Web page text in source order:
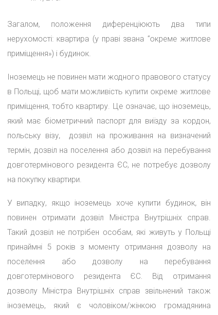
Загалом, положення диференціюють два типи
нерухомості: квартира (у праві звана “окреме житлове
приміщення») і будинок.
Іноземець не повинен мати жодного правового статусу
в Польщі, щоб мати можливість купити окреме житлове
приміщення, тобто квартиру. Це означає, що іноземець,
який має біометричний паспорт для виїзду за кордон,
польську візу, дозвіл на проживання на визначений
термін, дозвіл на поселення або дозвіл на перебування
довготермінового резидента ЄС, не потребує дозволу
на покупку квартири.
У випадку, якщо іноземець хоче купити будинок, він
повинен отримати дозвіл Міністра Внутрішніх справ.
Такий дозвіл не потрібен особам, які живуть у Польщі
принаймні 5 років з моменту отримання дозволу на
поселення або дозволу на перебування
довготермінового резидента ЄС. Від отримання
дозволу Міністра Внутрішніх справ звільнений також
іноземець, який є чоловіком/жінкою громадянина